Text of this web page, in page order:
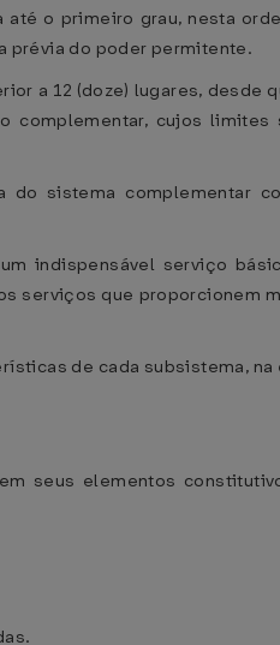
o primeiro grau, nesta
prévia do poder permitente.
a 12 (doze) lugares, desde
complementar, cujos limites
sistema complementar
indispensável serviço
serviços que proporcionem
de cada subsistema,
seus elementos